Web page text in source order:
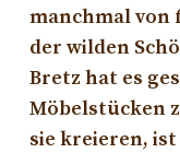
manchmal von
der wilden
Bretz hat es
Möbelstücken
sie kreieren,